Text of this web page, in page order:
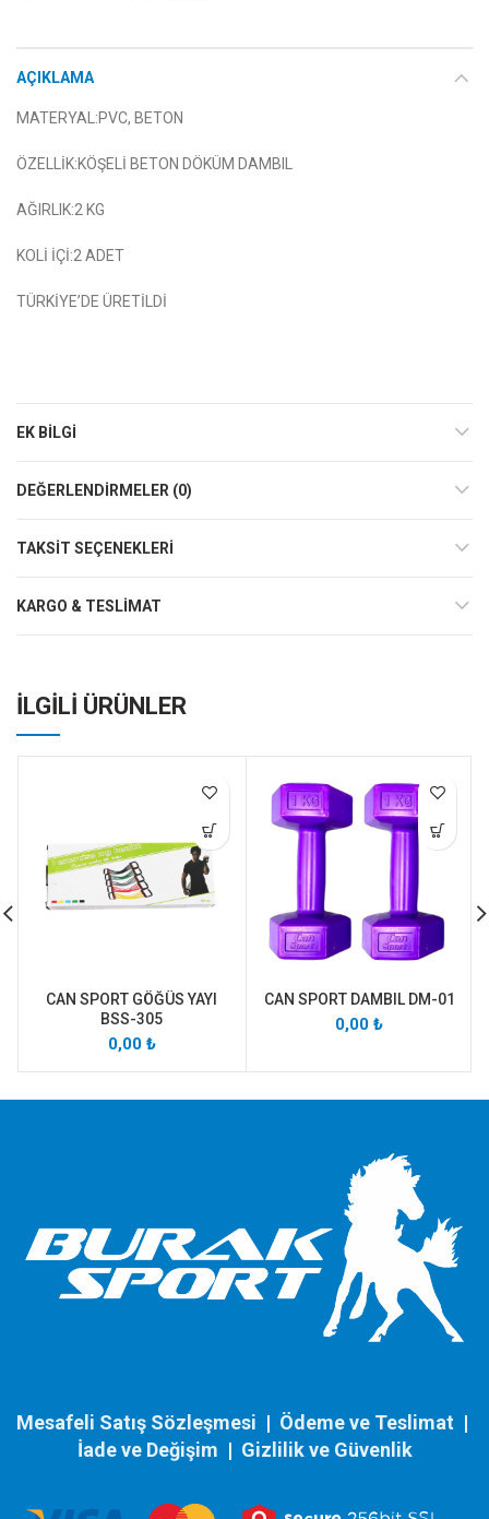
AÇIKLAMA
MATERYAL:PVC, BETON
ÖZELLİK:KÖŞELİ BETON DÖKÜM DAMBIL
AĞIRLIK:2 KG
KOLİ İÇİ:2 ADET
TÜRKİYE’DE ÜRETİLDİ
EK BILGI
DEĞERLENDIRMELER (0)
TAKSIT SEÇENEKLERI
KARGO & TESLIMAT
İLGILI ÜRÜNLER
CAN SPORT GÖĞÜS YAYI
BSS-305
0,00 ₺
CAN SPORT DAMBIL DM-01
0,00₺
Mesafeli Satış Sözleşmesi | Ödeme ve Teslimat |
İade ve Değişim | Gizlilik ve Güvenlik